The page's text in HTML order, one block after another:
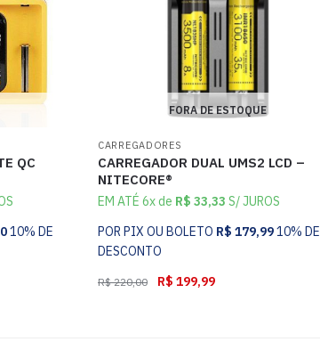
QC
10% DE
FORA DE ESTOQUE
CARREGADORES
CARREGADOR DUAL UMS2 LCD –
NITECORE®
EM ATÉ 6x de R$ 33,33 S/ JUROS
POR PIX OU BOLETO R$ 179,9910% DE
DESCONTO
R$220,00 R$ 199,99